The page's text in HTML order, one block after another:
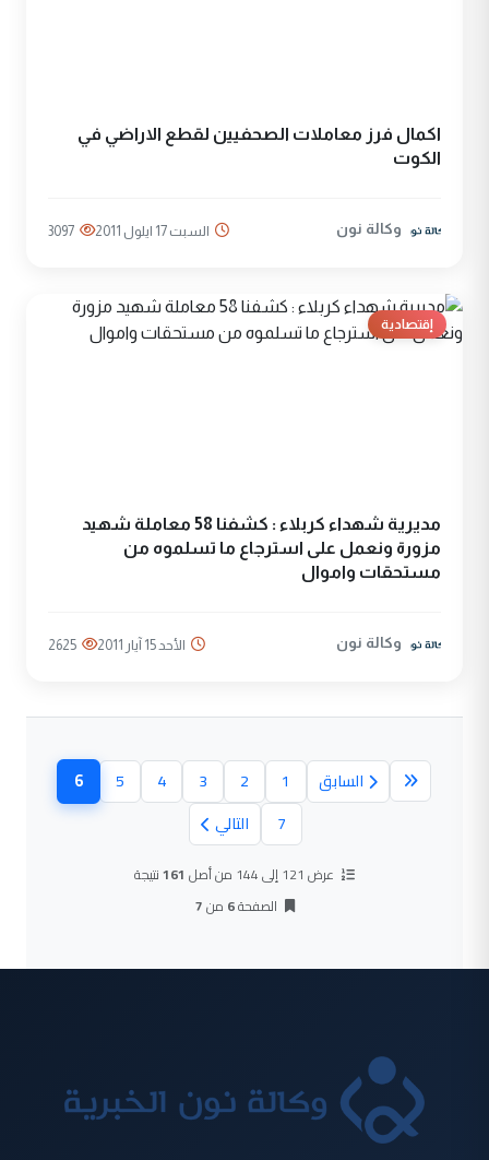
اكمال فرز معاملات الصحفيين لقطع الاراضي في
الكوت
وكالة نون السبت 17 ايلول 2011 3097
إقتصادية
مديرية شهداء كربلاء : كشفنا 58 معاملة شهيد
مزورة ونعمل على استرجاع ما تسلموه من
مستحقات واموال
وكالة نون الأحد 15 آيار 2011 2625
السابق 1
2
3
4
5
6(الصفحة
7 التالي
عرض 121 إلى 144 من أصل 161نتيجة
الصفحة6 من7